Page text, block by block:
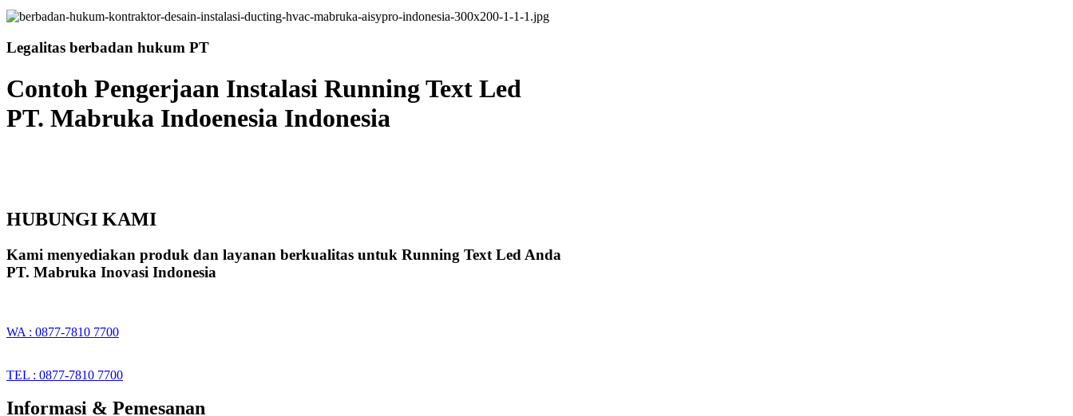
Legalitas berbadan hukum PT
Contoh Pengerjaan Instalasi Running Text Led
PT. Mabruka Indoenesia Indonesia
HUBUNGI KAMI
Kami menyediakan produk dan layanan berkualitas untuk Running Text Led Anda
PT. Mabruka Inovasi Indonesia
WA : 0877-7810 7700
TEL : 0877-7810 7700
Informasi & Pemesanan